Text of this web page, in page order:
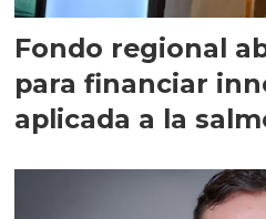
Fondo regional
para financiar
aplicada a la